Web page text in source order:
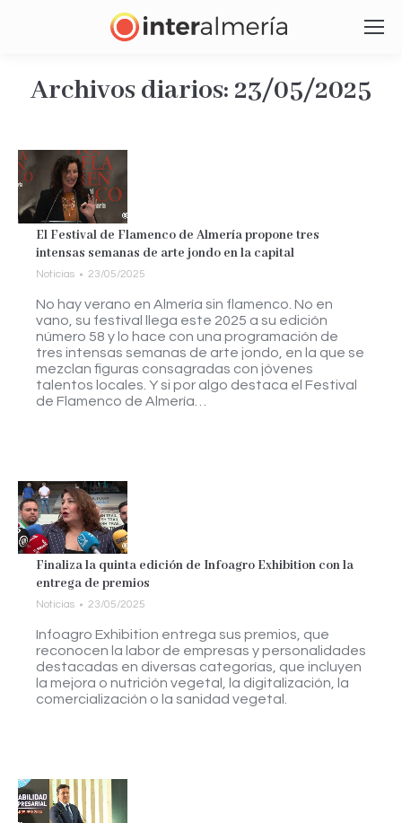
Archivos diarios: 23/05/2025
El Festival de Flamenco de Almería propone tres
intensas semanas de arte jondo en la capital
Noticias 23/05/2025
No hay verano en Almería sin flamenco. No en
vano, su festival llega este 2025 a su edición
número 58 y lo hace con una programación de
tres intensas semanas de arte jondo, en la que se
mezclan figuras consagradas con jóvenes
talentos locales. Y si por algo destaca el Festival
de Flamenco de Almería…
Finaliza la quinta edición de Infoagro Exhibition con la
entrega de premios
Noticias 23/05/2025
Infoagro Exhibition entrega sus premios, que
reconocen la labor de empresas y personalidades
destacadas en diversas categorías, que incluyen
la mejora o nutrición vegetal, la digitalización, la
comercialización o la sanidad vegetal.